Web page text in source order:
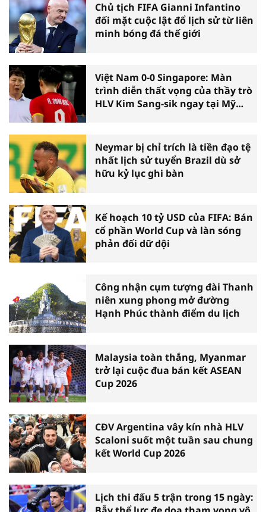
Chủ tịch FIFA Gianni Infantino
đối mặt cuộc lật đổ lịch sử từ liên
minh bóng đá thế giới
Việt Nam 0-0 Singapore: Màn
trình diễn thất vọng của thầy trò
HLV Kim Sang-sik ngay tại Mỹ
Neymar bị chỉ trích là tiền đạo tệ
nhất lịch sử tuyển Brazil dù sở
hữu kỷ lục ghi bàn
Kế hoạch 10 tỷ USD của FIFA: Bán
cổ phần World Cup và làn sóng
phản đối dữ dội
Công nhận cụm tượng đài Thanh
niên xung phong mở đường
Hạnh Phúc thành điểm du lịch
Malaysia toàn thắng, Myanmar
trở lại cuộc đua bán kết ASEAN
Cup 2026
CĐV Argentina vây kín nhà HLV
Scaloni suốt một tuần sau chung
kết World Cup 2026
Lịch thi đấu 5 trận trong 15 ngày: